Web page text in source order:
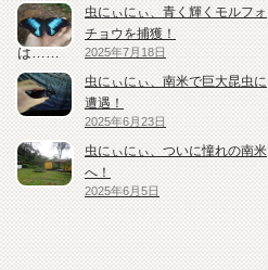
虫にぃにぃ、青く輝くモルフォ
チョウを捕獲！
2025年7月18日
虫にぃにぃ、南米で巨大昆虫に
遭遇！
2025年6月23日
虫にぃにぃ、ついに憧れの南米
へ！
2025年6月5日